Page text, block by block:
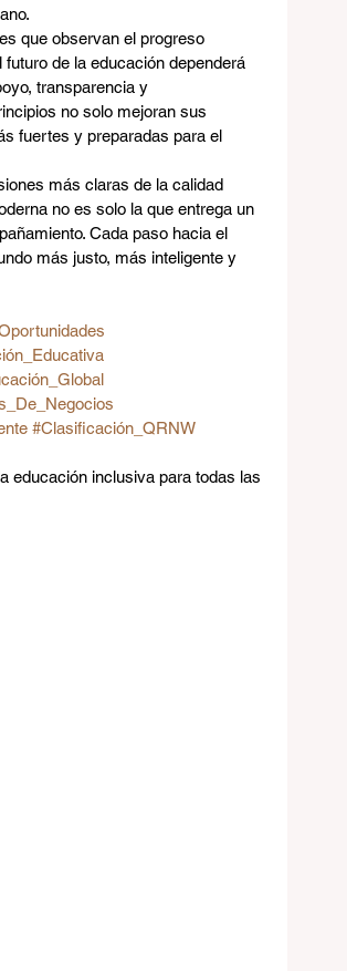
que observan el progreso
de la educación dependerá
transparencia y
no solo mejoran sus
fuertes y preparadas para el
más claras de la calidad
no es solo la que entrega un
Cada paso hacia el
más justo, más inteligente y
#Clasificación_QRNW
inclusiva para todas las